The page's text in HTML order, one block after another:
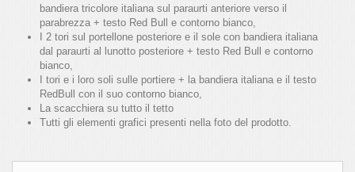
bandiera tricolore italiana sul paraurti anteriore verso il
parabrezza + testo Red Bull e contorno bianco,
I 2 tori sul portellone posteriore e il sole con bandiera italiana
dal paraurti al lunotto posteriore + testo Red Bull e contorno
bianco,
I tori e i loro soli sulle portiere + la bandiera italiana e il testo
RedBull con il suo contorno bianco,
La scacchiera su tutto il tetto
Tutti gli elementi grafici presenti nella foto del prodotto.